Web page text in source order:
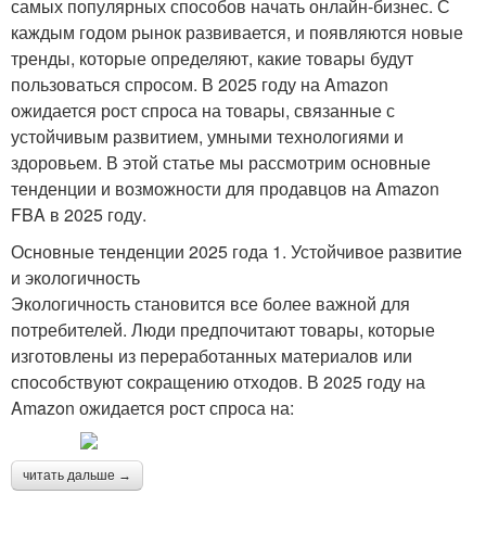
самых популярных способов начать онлайн-бизнес. С
каждым годом рынок развивается, и появляются новые
тренды, которые определяют, какие товары будут
пользоваться спросом. В 2025 году на Amazon
ожидается рост спроса на товары, связанные с
устойчивым развитием, умными технологиями и
здоровьем. В этой статье мы рассмотрим основные
тенденции и возможности для продавцов на Amazon
FBA в 2025 году.
Основные тенденции 2025 года 1. Устойчивое развитие
и экологичность
Экологичность становится все более важной для
потребителей. Люди предпочитают товары, которые
изготовлены из переработанных материалов или
способствуют сокращению отходов. В 2025 году на
Amazon ожидается рост спроса на:
читать дальше →